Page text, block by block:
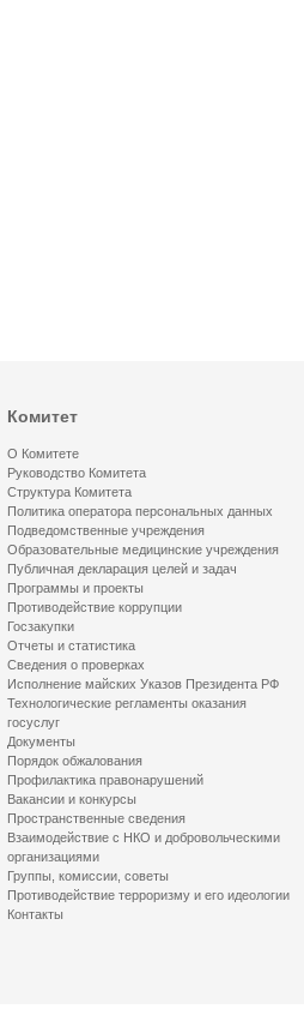
Комитет
О Комитете
Руководство Комитета
Структура Комитета
Политика оператора персональных данных
Подведомственные учреждения
Образовательные медицинские учреждения
Публичная декларация целей и задач
Программы и проекты
Противодействие коррупции
Госзакупки
Отчеты и статистика
Сведения о проверках
Исполнение майских Указов Президента РФ
Технологические регламенты оказания
госуслуг
Документы
Порядок обжалования
Профилактика правонарушений
Вакансии и конкурсы
Пространственные сведения
Взаимодействие с НКО и добровольческими
организациями
Группы, комиссии, советы
Противодействие терроризму и его идеологии
Контакты